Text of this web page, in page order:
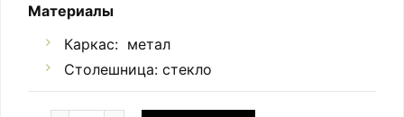
Материалы
Каркас: метал
Столешница: стекло